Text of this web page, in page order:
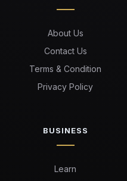
About Us
Contact Us
Terms & Condition
Privacy Policy
BUSINESS
Learn